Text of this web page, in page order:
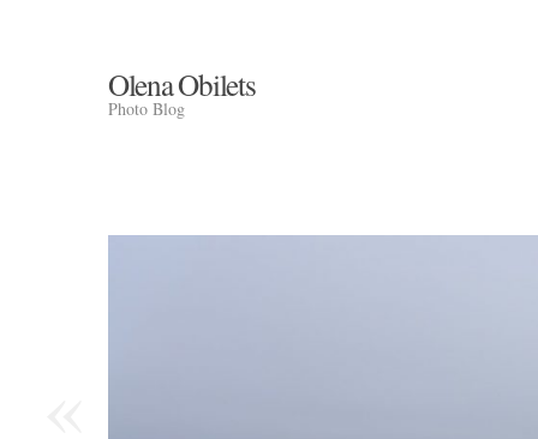
Olena Obilets
Photo Blog